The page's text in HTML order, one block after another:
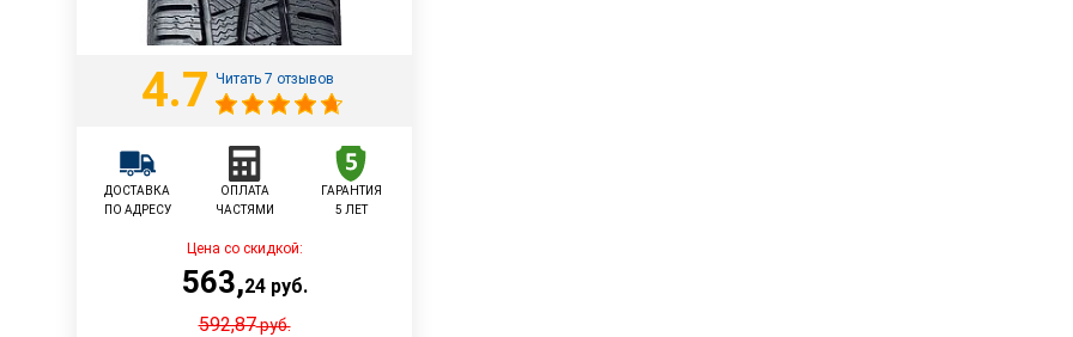
4.7 Читать 7 отзывов
ДОСТАВКА
ПО АДРЕСУ
ОПЛАТА
ЧАСТЯМИ
ГАРАНТИЯ
5 ЛЕТ
Цена со скидкой:
563,24руб.
592,87руб.